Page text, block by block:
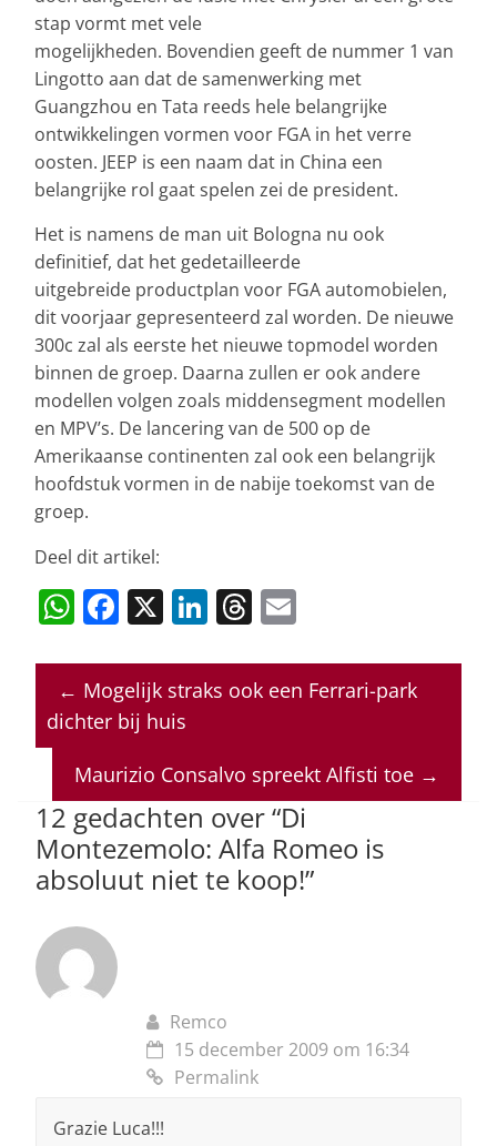
stap vormt met vele
mogelijkheden. Bovendien geeft de nummer 1 van
Lingotto aan dat de samenwerking met
Guangzhou en Tata reeds hele belangrijke
ontwikkelingen vormen voor FGA in het verre
oosten. JEEP is een naam dat in China een
belangrijke rol gaat spelen zei de president.
Het is namens de man uit Bologna nu ook
definitief, dat het gedetailleerde
uitgebreide productplan voor FGA automobielen,
dit voorjaar gepresenteerd zal worden. De nieuwe
300c zal als eerste het nieuwe topmodel worden
binnen de groep. Daarna zullen er ook andere
modellen volgen zoals middensegment modellen
en MPV’s. De lancering van de 500 op de
Amerikaanse continenten zal ook een belangrijk
hoofdstuk vormen in de nabije toekomst van de
groep.
Deel dit artikel:
W
at
s
p
p
F
c
e
b
o
o
k
X Li
k
e
n
T
re
a
s
ai
l
← Mogelijk straks ook een Ferrari-park
dichter bij huis
Maurizio Consalvo spreekt Alfisti toe →
12 gedachten over “Di
Montezemolo: Alfa Romeo is
absoluut niet te koop!”
Remco
15 december 2009 om 16:34
Permalink
Grazie Luca!!!